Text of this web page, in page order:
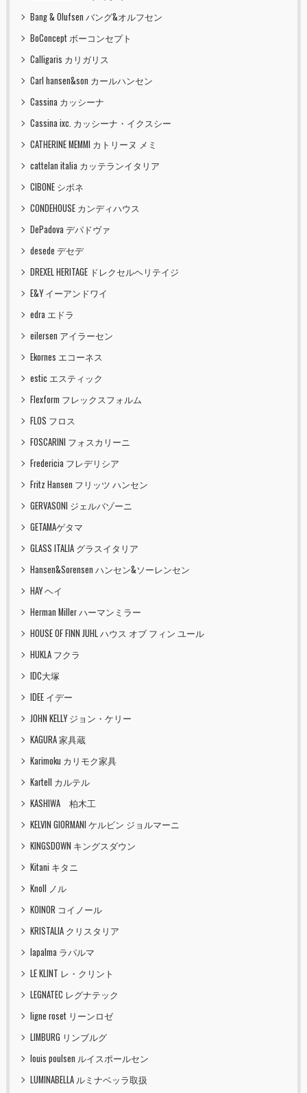
Bang & Olufsen バング&オルフセン
BoConcept ボーコンセプト
Calligaris カリガリス
Carl hansen&son カールハンセン
Cassina カッシーナ
Cassina ixc. カッシーナ・イクスシー
CATHERINE MEMMI カトリーヌ メミ
cattelan italia カッテランイタリア
CIBONE シボネ
CONDEHOUSE カンディハウス
DePadova デパドヴァ
desede デセデ
DREXEL HERITAGE ドレクセルヘリテイジ
E&Y イーアンドワイ
edra エドラ
eilersen アイラーセン
Ekornes エコーネス
estic エスティック
Flexform フレックスフォルム
FLOS フロス
FOSCARINI フォスカリーニ
Fredericia フレデリシア
Fritz Hansen フリッツ ハンセン
GERVASONI ジェルバゾーニ
GETAMAゲタマ
GLASS ITALIA グラスイタリア
Hansen&Sorensen ハンセン&ソーレンセン
HAY ヘイ
Herman Miller ハーマンミラー
HOUSE OF FINN JUHL ハウス オブ フィン ユール
HUKLA フクラ
IDC大塚
IDEE イデー
JOHN KELLY ジョン・ケリー
KAGURA 家具蔵
Karimoku カリモク家具
Kartell カルテル
KASHIWA 柏木工
KELVIN GIORMANI ケルビン ジョルマーニ
KINGSDOWN キングスダウン
Kitani キタニ
Knoll ノル
KOINOR コイノール
KRISTALIA クリスタリア
lapalma ラパルマ
LE KLINT レ・クリント
LEGNATEC レグナテック
ligne roset リーンロゼ
LIMBURG リンブルグ
louis poulsen ルイスポールセン
LUMINABELLA ルミナベッラ取扱